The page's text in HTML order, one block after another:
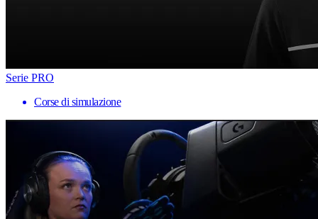
Serie PRO
Corse di simulazione